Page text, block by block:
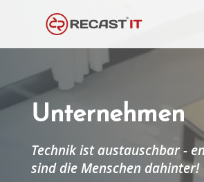
Unternehmen
Technik ist austauschbar -
sind die Menschen dahinter!